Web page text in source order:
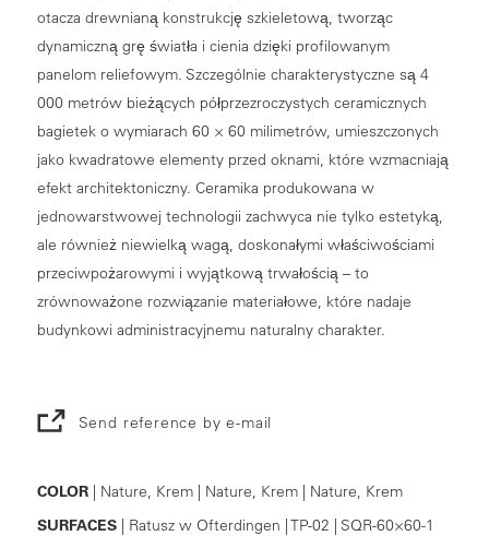
otacza drewnianą konstrukcję szkieletową, tworząc
dynamiczną grę światła i cienia dzięki profilowanym
panelom reliefowym. Szczególnie charakterystyczne są 4
000 metrów bieżących półprzezroczystych ceramicznych
bagietek o wymiarach 60 × 60 milimetrów, umieszczonych
jako kwadratowe elementy przed oknami, które wzmacniają
efekt architektoniczny. Ceramika produkowana w
jednowarstwowej technologii zachwyca nie tylko estetyką,
ale również niewielką wagą, doskonałymi właściwościami
przeciwpożarowymi i wyjątkową trwałością – to
zrównoważone rozwiązanie materiałowe, które nadaje
budynkowi administracyjnemu naturalny charakter.
Send reference by e-mail
COLOR| Nature, Krem | Nature, Krem | Nature, Krem
SURFACES| Ratusz w Ofterdingen | TP-02 | SQR-60×60-1